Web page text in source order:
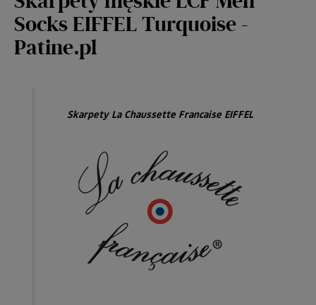
Socks EIFFEL Turquoise -
Patine.pl
Skarpety La Chaussette Francaise EIFFEL